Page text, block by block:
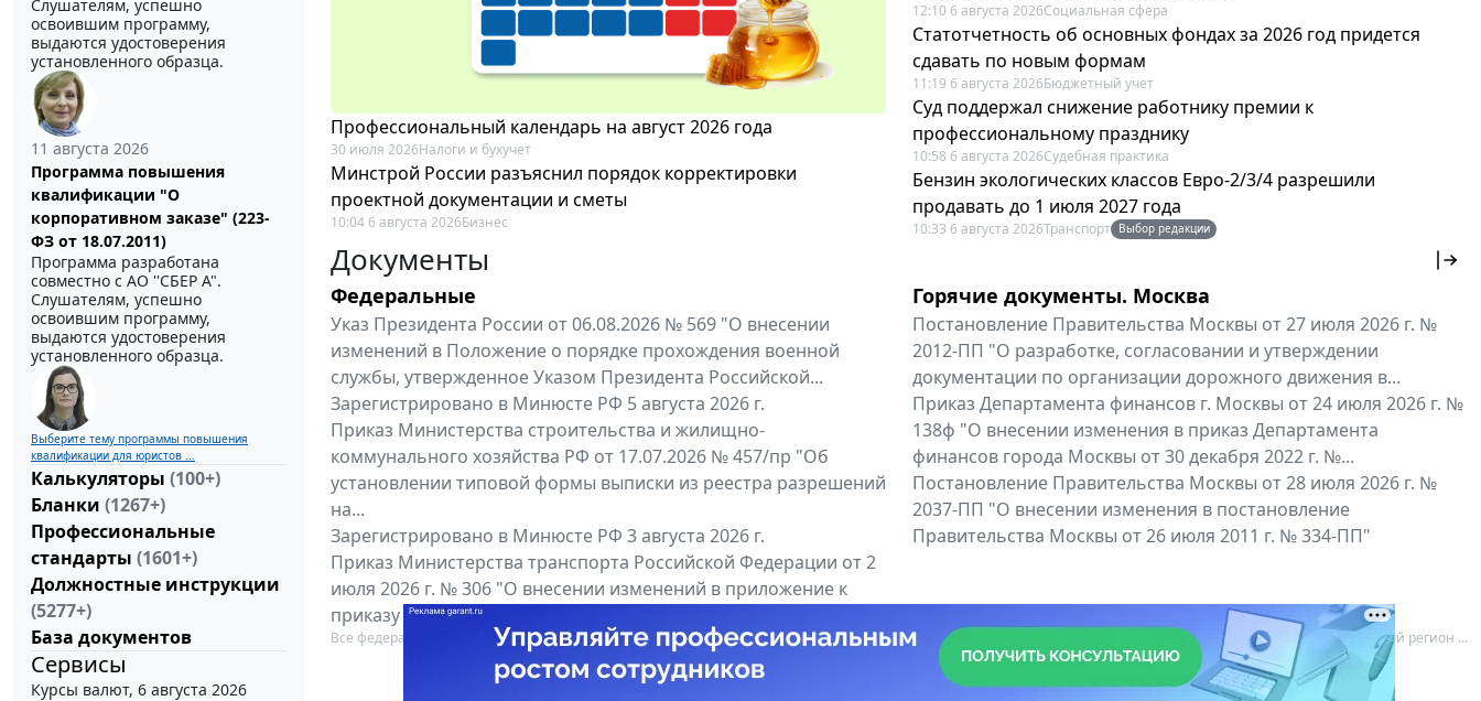
Слушателям, успешно
освоившим программу,
выдаются удостоверения
установленного образца.
11 августа 2026
Программа повышения
квалификации "О
корпоративном заказе" (223-
ФЗ от 18.07.2011)
Программа разработана
совместно с АО ''СБЕР А".
Слушателям, успешно
освоившим программу,
выдаются удостоверения
установленного образца.
Выберите тему программы повышения
квалификации для юристов ...
Калькуляторы (100+)
Бланки (1267+)
Профессиональные
стандарты (1601+)
Должностные инструкции
(5277+)
База документов
Сервисы
Курсы валют, 6 августа 2026
Профессиональный календарь на август 2026 года
30 июля 2026Налоги и бухучет
Минстрой России разъяснил порядок корректировки
проектной документации и сметы
10:04 6 августа 2026Бизнес
12:10 6 августа 2026Социальная сфера
Статотчетность об основных фондах за 2026 год придется
сдавать по новым формам
11:19 6 августа 2026Бюджетный учет
Суд поддержал снижение работнику премии к
профессиональному празднику
10:58 6 августа 2026Судебная практика
Бензин экологических классов Евро-2/3/4 разрешили
продавать до 1 июля 2027 года
10:33 6 августа 2026Транспорт Выбор редакции
Документы
Федеральные
Указ Президента России от 06.08.2026 № 569 "О внесении
изменений в Положение о порядке прохождения военной
службы, утвержденное Указом Президента Российской...
Зарегистрировано в Минюсте РФ 5 августа 2026 г.
Приказ Министерства строительства и жилищно-
коммунального хозяйства РФ от 17.07.2026 № 457/пр "Об
установлении типовой формы выписки из реестра разрешений
на...
Зарегистрировано в Минюсте РФ 3 августа 2026 г.
Приказ Министерства транспорта Российской Федерации от 2
июля 2026 г. № 306 "О внесении изменений в приложение к
приказу Министерства транспорта Российской...
Все федеральные документы
Горячие документы. Москва
Постановление Правительства Москвы от 27 июля 2026 г. №
2012-ПП "О разработке, согласовании и утверждении
документации по организации дорожного движения в...
Приказ Департамента финансов г. Москвы от 24 июля 2026 г. №
138ф "О внесении изменения в приказ Департамента
финансов города Москвы от 30 декабря 2022 г. №...
Постановление Правительства Москвы от 28 июля 2026 г. №
2037-ПП "О внесении изменения в постановление
Правительства Москвы от 26 июля 2011 г. № 334-ПП"
Все региональные документы Мой регион ...